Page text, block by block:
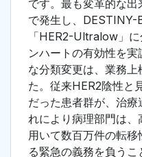
です。最も変革的な
で発生し、
「HER2-Ultralow」
ンハートの有効性を
な分類変更は、業務
た。従来HER2陰性と
だった患者群が、治
れにより病理部門は
用いて数百万件の転
る緊急の義務を負う